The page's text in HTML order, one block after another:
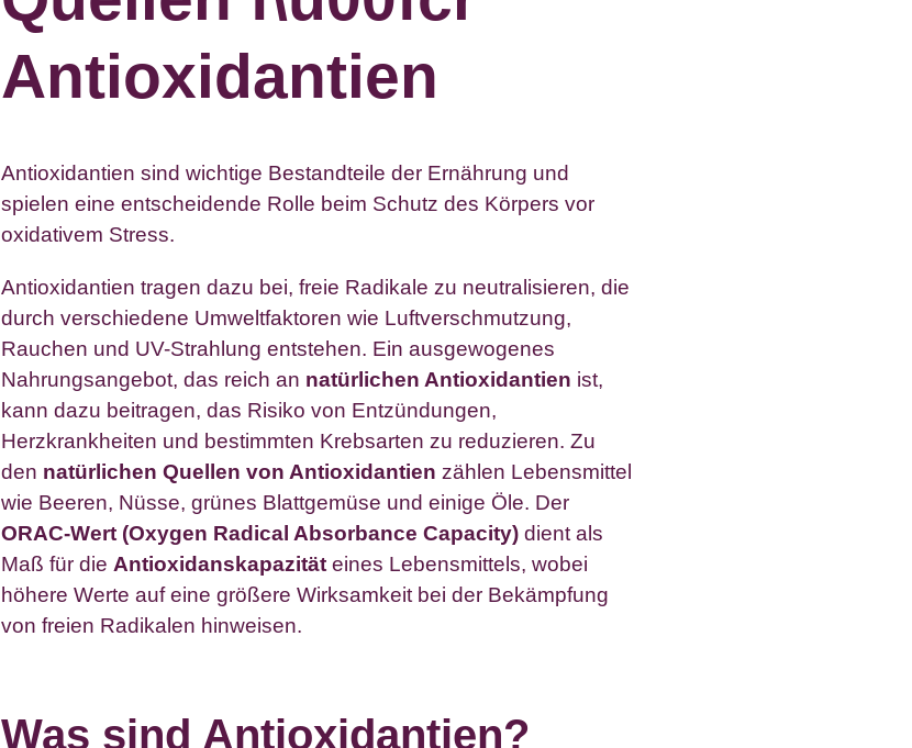
Antioxidantien
Antioxidantien sind wichtige Bestandteile der Ernährung und
spielen eine entscheidende Rolle beim Schutz des Körpers vor
oxidativem Stress.
Antioxidantien tragen dazu bei, freie Radikale zu neutralisieren, die
durch verschiedene Umweltfaktoren wie Luftverschmutzung,
Rauchen und UV-Strahlung entstehen. Ein ausgewogenes
Nahrungsangebot, das reich an natürlichen Antioxidantien ist,
kann dazu beitragen, das Risiko von Entzündungen,
Herzkrankheiten und bestimmten Krebsarten zu reduzieren. Zu
den natürlichen Quellen von Antioxidantien zählen Lebensmittel
wie Beeren, Nüsse, grünes Blattgemüse und einige Öle. Der
ORAC-Wert (Oxygen Radical Absorbance Capacity) dient als
Maß für die Antioxidanskapazität eines Lebensmittels, wobei
höhere Werte auf eine größere Wirksamkeit bei der Bekämpfung
von freien Radikalen hinweisen.
Was sind Antioxidantien?